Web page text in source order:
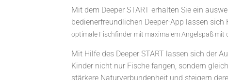
Mit dem Deeper START erhalten Sie ein
bedienerfreundlichen Deeper-App lassen
optimale Fischfinder mit maximalem Angelspaß mit
Mit Hilfe des Deeper START lassen sich der
Kinder nicht nur Fische fangen, sondern
stärkere Naturverbundenheit und steigern